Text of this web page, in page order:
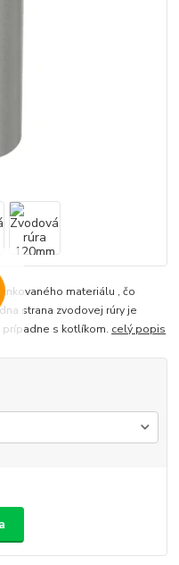
materiálu , čo
strana zvodovej rúry je
s kotlíkom. celý popis